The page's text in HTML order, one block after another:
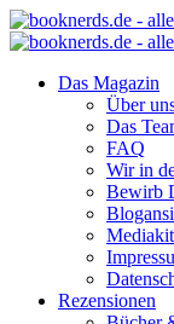
Das Magazin
Über
Das
FAQ
Wir in
Bewirb
Mediakit
Rezensionen